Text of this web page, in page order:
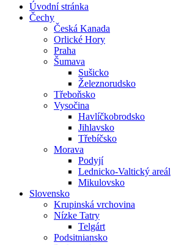
Úvodní stránka
Čechy
Česká Kanada
Orlické Hory
Praha
Šumava
Sušicko
Železnorudsko
Třeboňsko
Vysočina
Havlíčkobrodsko
Jihlavsko
Třebíčsko
Morava
Podyjí
Lednicko-Valtický areál
Mikulovsko
Slovensko
Krupinská vrchovina
Nízke Tatry
Telgárt
Podsitniansko